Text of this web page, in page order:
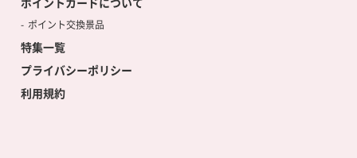
ポイント交換景品
特集一覧
プライバシーポリシー
利用規約